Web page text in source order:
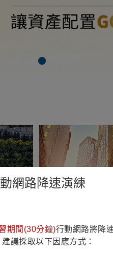
技
利率凍漲 長債
網路降速演練
期間(30分鐘)行動網路將降
議採取以下因應方式：